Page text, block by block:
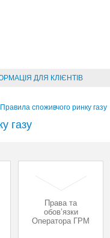
ДЛЯ КЛІЄНТІВ
Правила споживчого ринку газу
газу
Права та
обов’язки
Оператора ГРМ